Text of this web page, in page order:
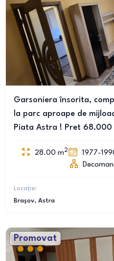
Garsoniera însorita,
la parc aproape de
Piata Astra ! Pret 68.000
28.00 m2 1977-
Locație:
Brașov, Astra
Promovat